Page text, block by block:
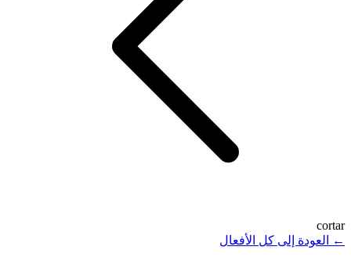
cortar
←
العودة إلى كل الأفعال